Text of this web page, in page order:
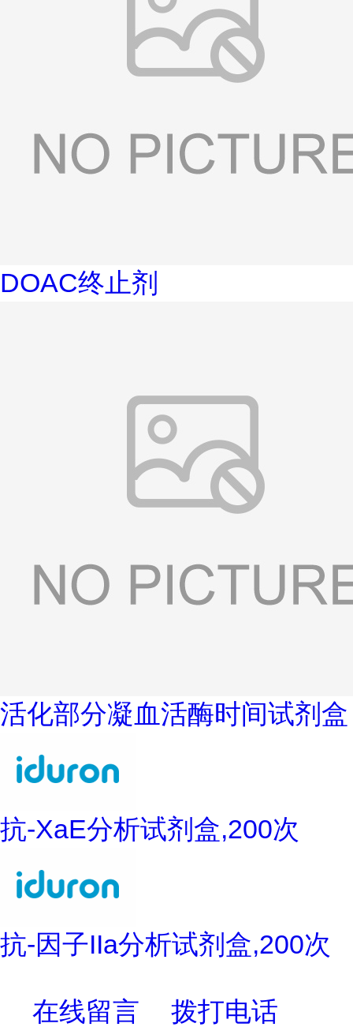
DOAC终止剂
活化部分凝血活酶时间试剂盒
抗-XaE分析试剂盒,200次
抗-因子IIa分析试剂盒,200次
在线留言 拨打电话